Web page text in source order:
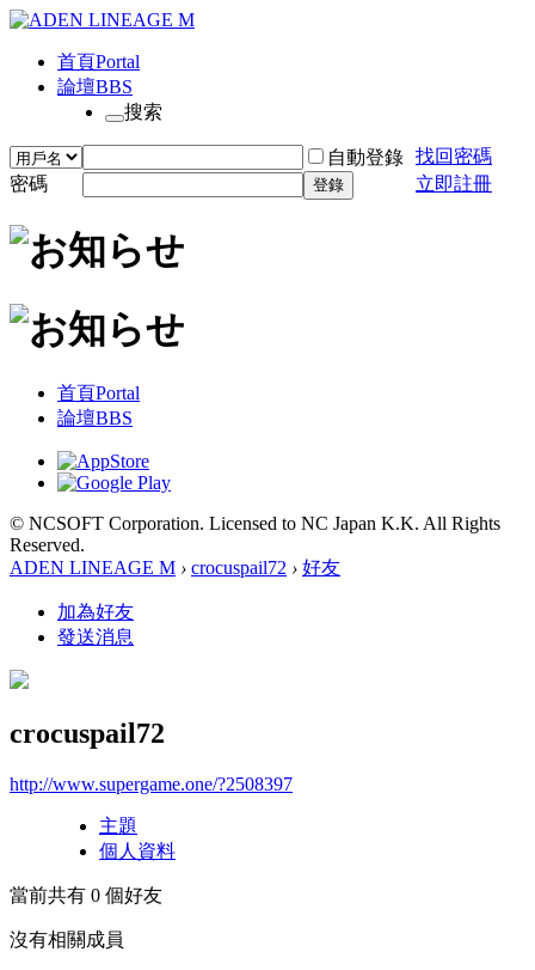
首頁Portal
論壇BBS
搜索
自動登錄 找回密碼
密碼
登錄 立即註冊
首頁Portal
論壇BBS
© NCSOFT Corporation. Licensed to NC Japan K.K. All Rights
Reserved.
ADEN LINEAGE M › crocuspail72 › 好友
加為好友
發送消息
crocuspail72
http://www.supergame.one/?2508397
主題
個人資料
當前共有 0 個好友
沒有相關成員